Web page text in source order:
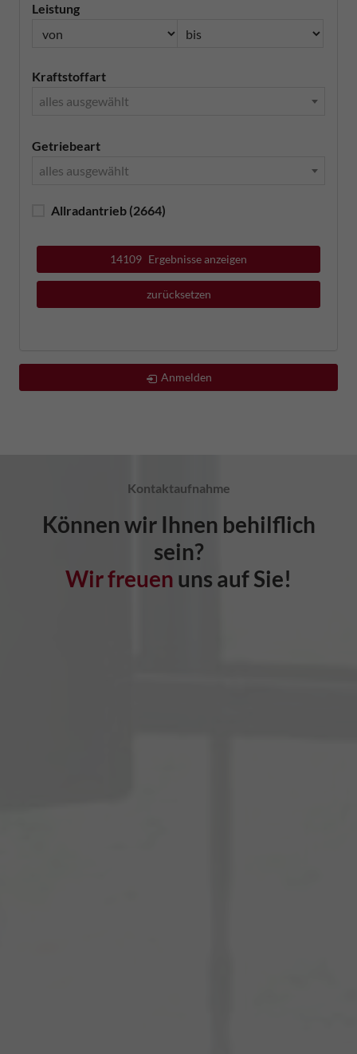
Leistung
Kraftstoffart
alles ausgewählt
Getriebeart
alles ausgewählt
Allradantrieb (2664)
14109 Ergebnisse anzeigen
zurücksetzen
Anmelden
Kontaktaufnahme
Können wir Ihnen behilflich
sein?
Wir freuen uns auf Sie!